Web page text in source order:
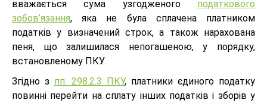
вважається сума узгодженого податкового
зобов’язання, яка не була сплачена платником
податків у визначений строк, а також нарахована
пеня, що залишилася непогашеною, у порядку,
встановленому ПКУ.
Згідно з пп. 298.2.3 ПКУ, платники єдиного податку
повинні перейти на сплату інших податків і зборів у